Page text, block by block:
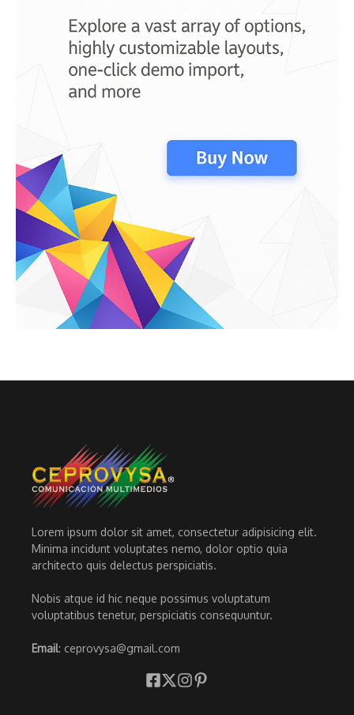
Lorem ipsum dolor sit amet, consectetur adipisicing elit.
Minima incidunt voluptates nemo, dolor optio quia
architecto quis delectus perspiciatis.
Nobis atque id hic neque possimus voluptatum
voluptatibus tenetur, perspiciatis consequuntur.
Email: ceprovysa@gmail.com